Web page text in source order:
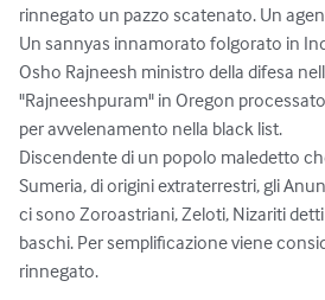
rinnegato un pazzo scatenato. Un
Un sannyas innamorato folgorato in
Osho Rajneesh ministro della difesa
"Rajneeshpuram" in Oregon
per avvelenamento nella black list.
Discendente di un popolo maledetto
Sumeria, di origini extraterrestri, gli
ci sono Zoroastriani, Zeloti, Nizariti
baschi. Per semplificazione viene
rinnegato.